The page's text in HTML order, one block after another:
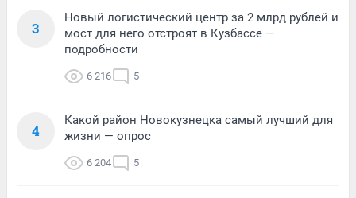
3
Новый логистический центр за 2 млрд рублей и
мост для него отстроят в Кузбассе —
подробности
6 216 5
4
Какой район Новокузнецка самый лучший для
жизни — опрос
6 204 5